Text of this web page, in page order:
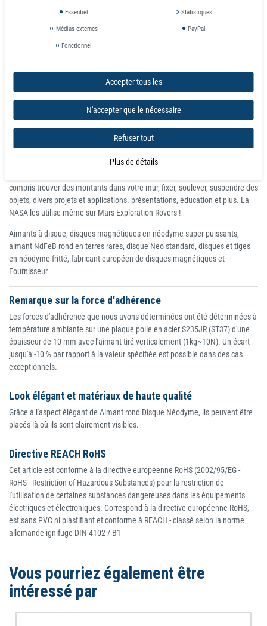
Pas pour les enfants, surveillance parentale requise
En cas de dommage, veuillez le jeter complètement. Les éclats sont
dommages si les aimants se rejoignent à l'intérieur du tube digestif
les plus puissants et les plus puissants au monde. Nous fabriquons chaque
pièce dans des installations de fabrication d'aimants de pointe certifiées
ISO pour garantir une qualité maximale
FORT – Aimant permanent en néodyme aux terres rares
rares ont une force de traction extra forte et sont recouverts d'une triple
couche (nickel-cuivre-nickel) pour une durabilité maximale et une protection
compris trouver des montants dans votre mur, fixer, soulever, suspendre des
objets, divers projets et applications. présentations, éducation et plus. La
NASA les utilise même sur Mars Exploration Rovers !
Aimants à disque, disques magnétiques en néodyme super puissants,
aimant NdFeB rond en terres rares, disque Neo standard, disques et tiges
en néodyme fritté, fabricant européen de disques magnétiques et
Fournisseur
Remarque sur la force d'adhérence
Les forces d'adhérence que nous avons déterminées ont été déterminées à
température ambiante sur une plaque polie en acier S235JR (ST37) d'une
épaisseur de 10 mm avec l'aimant tiré verticalement (1kg~10N). Un écart
jusqu'à -10 % par rapport à la valeur spécifiée est possible dans des cas
exceptionnels.
Look élégant et matériaux de haute qualité
Grâce à l'aspect élégant de Aimant rond Disque Néodyme, ils peuvent être
placés là où ils sont clairement visibles.
Directive REACH RoHS
Cet article est conforme à la directive européenne RoHS (2002/95/EG -
RoHS - Restriction of Hazardous Substances) pour la restriction de
l'utilisation de certaines substances dangereuses dans les équipements
électriques et électroniques. Correspond à la directive européenne RoHS,
est sans PVC ni plastifiant et conforme à REACH - classé selon la norme
allemande ignifuge DIN 4102 / B1
Vous pourriez également être
intéressé par
Essentiel Statistiques
Médias externes PayPal
Fonctionnel
Accepter tous les
N'accepter que le nécessaire
Refuser tout
Plus de détails